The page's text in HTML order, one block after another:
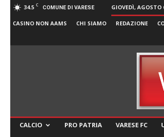
34.5 C COMUNE DI VARESE GIOVEDÌ, AGOSTO
CASINO NON AAMS CHI SIAMO REDAZIONE
CALCIO PRO PATRIA VARESE FC